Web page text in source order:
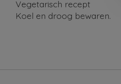
Vegetarisch recept
Koel en droog bewaren.